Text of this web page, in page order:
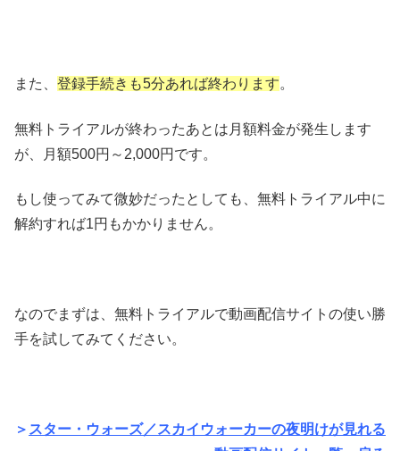
また、 登録手続きも5分あれば終わります。
無料トライアルが終わったあとは月額料金が発生します
が、月額500円～2,000円です。
もし使ってみて微妙だったとしても、無料トライアル中に
解約すれば1円もかかりません。
なのでまずは、無料トライアルで動画配信サイトの使い勝
手を試してみてください。
＞ スター・ウォーズ／スカイウォーカーの夜明けが見れる